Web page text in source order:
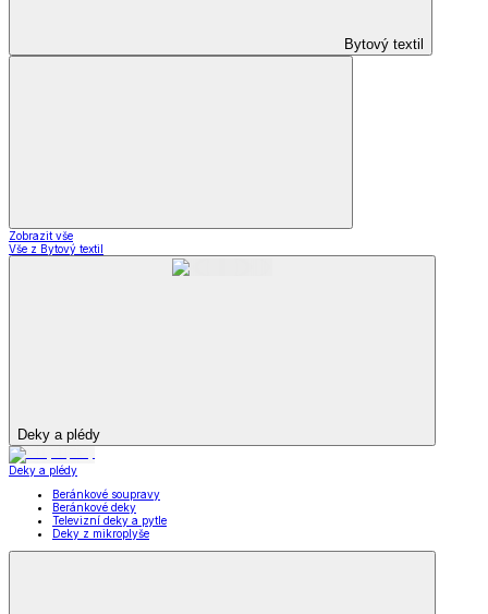
Bytový textil
Zobrazit vše
Vše z Bytový textil
Deky a plédy
Deky a plédy
Beránkové soupravy
Beránkové deky
Televizní deky a pytle
Deky z mikroplyše